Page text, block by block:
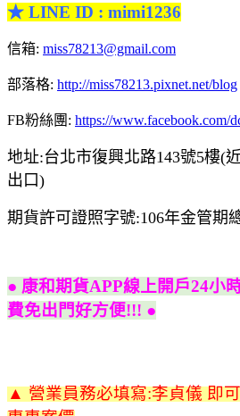
★ LINE ID : mimi1236
信箱: miss78213@gmail.com
部落格: http://miss78213.pixnet.net/blog
FB粉絲團: https://www.facebook.com/
地址:台北市復興北路143號5樓(
出口)
期貨許可證照字號:106年金管期
● 康和期貨APP線上開戶24小
費免出門好方便!!! ●
▲ 營業員務必填寫:李貞儀 即